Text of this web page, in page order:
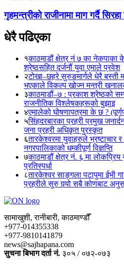
गृहमन्त्रीको राजीनामा माग गर्दै
धेरै पढिएका
१काठमाडौं क्षेत्र नं ७ का नेकपाका
श्रेष्ठसहित दर्जनौं युवा एमाले प्रवेश
२टोखा–छहरे सुरुङमार्गले धेरै बस्ती
भएकाले विकल्प खोज्न मन्त्री
३काठमाडौं–७ : प्रकाश श्रेष्ठको
राजनीतिक विश्लेषकहरूको बुझाइ
४एमालेको घोषणापत्रमा के छ ?
५सिंहदरबारका प्रहरी प्रमुख
जना प्रहरी अधिकृत पुरस्कृत
६तारकेश्वरमा युवाहरुले भ्रष्टाचार
नगरपालिकाको धम्कीपूर्ण विज्ञप्ति
७काठमाडौं क्षेत्र नं. ६ मा
प्रतिस्पर्धा
८तारकेश्वर साङ्गला पटापुमा ईभी
प्रहरीले सुरु गर्‍यो सबै कोणबाट
सामाखुशी, रानीबारी, काठमाण्डौँ
+977-014355338
+977-9810141879
news@sajhapana.com
सुचना बिभाग दर्ता नं. ३०५ / ०७२-०७३